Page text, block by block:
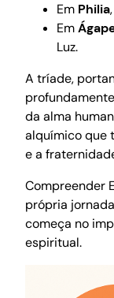
Em Philia
Em
Luz.
A tríade,
da alma
alquímico que
e a
Compreender
própria
começa no
espiritual.